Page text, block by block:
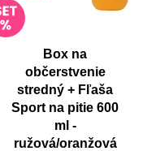
Box na
občerstvenie
stredný + Fľaša
Sport na pitie 600
ml -
ružová/oranžová